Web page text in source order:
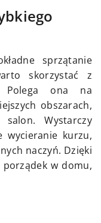
sprzątanie
skorzystać z
Polega ona na
obszarach,
Wystarczy
wycieranie kurzu,
naczyń. Dzięki
w domu,